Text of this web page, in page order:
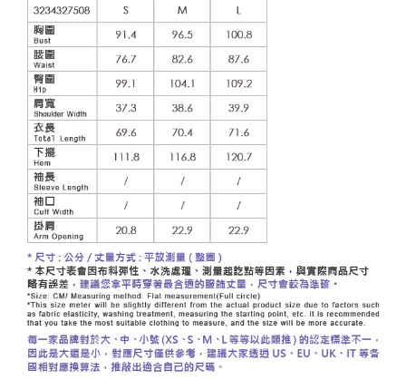
醒簡訊。
2.透過簡訊連結打開帳單後，可選擇「超商條碼／台灣大直營門市／銀行轉
帳／街口支付／iPASS MONEY」等通路繳費。
【注意事項】
1.本服務係由「台灣大哥大股份有限公司」（以下簡稱本公司）所提供，讓
用戶於交易時，得透過本服務購買商品或服務，並由商店將買賣／分期付款
買賣價金債權讓與本公司後，依約使用本公司帳單繳交帳款。
2.基於同意付款使用「大哥付你分期」之契約關係目的，商店將以您的個人
資料（包含姓名、電話或地址）提供予台灣大哥大進項蒐集、處理及利用，
由本公司與您本人進行分期帳單所需資料之確認、核對及更正。
3.完整用戶服務條款，請詳閱以下連結：
https://oppay.tw/userRule
【「AFTEE先享後付」結帳流程】
１．於結帳方式選擇「AFTEE先享後付」後，將跳轉至「AFTEE先享後付」
結帳頁面，進行簡訊認證並確認金額後，即可完成結帳。
２．訂單成立數日內，您將收到繳費通知簡訊。
３．收到繳費通知簡訊後14天內，點擊此簡訊中的連結，可透過四大超商／
ATM／網路銀行／等多元方式進行付款，方視為交易完成。
※ 請注意：結帳手續完成當下不需立刻繳費，但若您需要取消訂單，請聯絡
購買商品的店家。未經商家同意取消之訂單仍視為有效，需透過AFTEE先享
後付繳納相關費用。
※ 交易是否成功請以「AFTEE先享後付 」之結帳頁面顯示為準，若有關於
是否繳費成功／繳費後需取消欲退款等相關疑問，請聯繫「AFTEE先享後付
客戶支援中心」
【注意事項】
１．透過由恩沛科技股份有限公司提供之「AFTEE先享後付」服務完成之交
易，需依本服務之必要範圍內提供個人資料，並將交易相關給付款項請求債
權轉讓予恩沛科技股份有限公司。
２．關於個人資料處理事宜，請瀏覽以下網址：
https://aftee.tw/terms/#terms3
３．未成年的使用者請事先徵得法定代理人或監護人之同意方可使用
「AFTEE先享後付」，若未經同意申辦者引起之損失，本公司不負相關責
任。
４．使用「AFTEE先享後付」時，將依據個別帳號之用戶狀況，依本公司即
付款後全家取貨
每筆NT$120，滿NT$2,500(含以上)免運費
萊爾富取貨付款
每筆NT$120，滿NT$2,500(含以上)免運費
付款後萊爾富取貨
每筆NT$120，滿NT$2,500(含以上)免運費
7-11取貨付款
每筆NT$120，滿NT$2,500(含以上)免運費
付款後7-11取貨
每筆NT$120，滿NT$2,500(含以上)免運費
宅配
每筆NT$120，滿NT$2,500(含以上)免運費
宅配離島